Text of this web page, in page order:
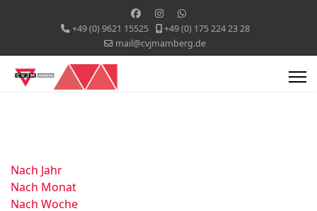
+49 (0) 9621 15525
+49 (0) 175 224 23 28
mail@cvjmamberg.de
Nach Jahr
Nach Monat
Nach Woche